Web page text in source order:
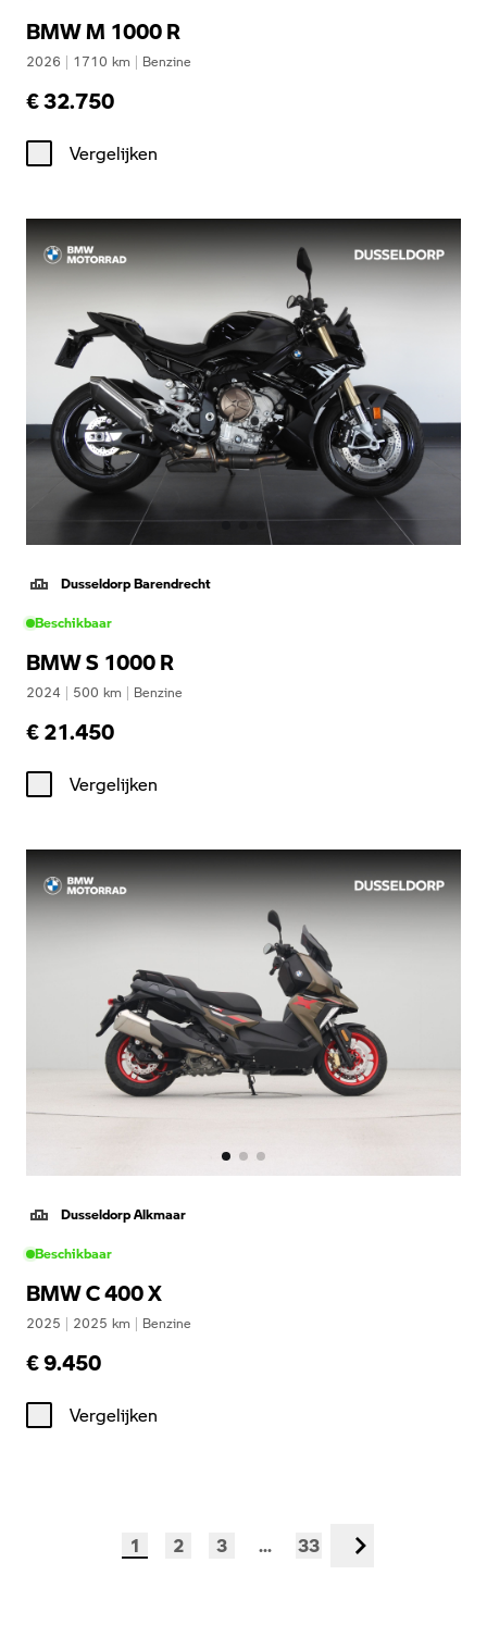
BMW M 1000 R
2026 | 1710 km | Benzine
€ 32.750
Vergelijken
Dusseldorp Barendrecht
Beschikbaar
BMW S 1000 R
2024 | 500 km | Benzine
€ 21.450
Vergelijken
Dusseldorp Alkmaar
Beschikbaar
BMW C 400 X
2025 | 2025 km | Benzine
€ 9.450
Vergelijken
1 2 3 ... 33 Volgende